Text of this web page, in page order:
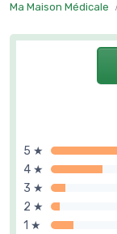
Ma Maison Médicale
5 ★
4 ★
3 ★
2 ★
1 ★